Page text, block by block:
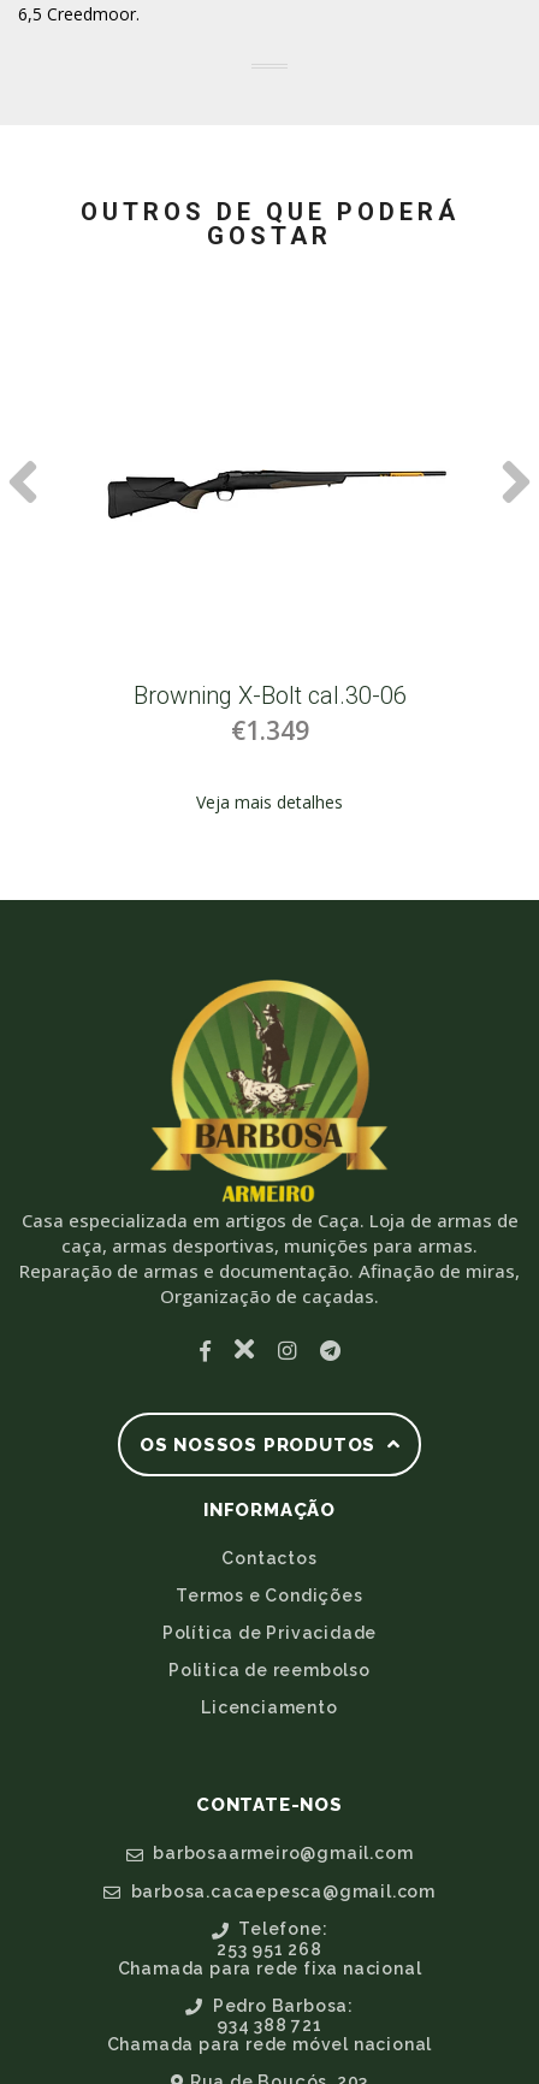
6,5 Creedmoor.
OUTROS DE QUE PODERÁ
GOSTAR
Browning X-Bolt cal.30-06
€1.349
Veja mais detalhes
Casa especializada em artigos de Caça. Loja de armas de
caça, armas desportivas, munições para armas.
Reparação de armas e documentação. Afinação de miras,
Organização de caçadas.
OS NOSSOS PRODUTOS
INFORMAÇÃO
Contactos
Termos e Condições
Política de Privacidade
Politica de reembolso
Licenciamento
CONTATE-NOS
barbosaarmeiro@gmail.com
barbosa.cacaepesca@gmail.com
Telefone:
253 951 268
Chamada para rede fixa nacional
Pedro Barbosa:
934 388 721
Chamada para rede móvel nacional